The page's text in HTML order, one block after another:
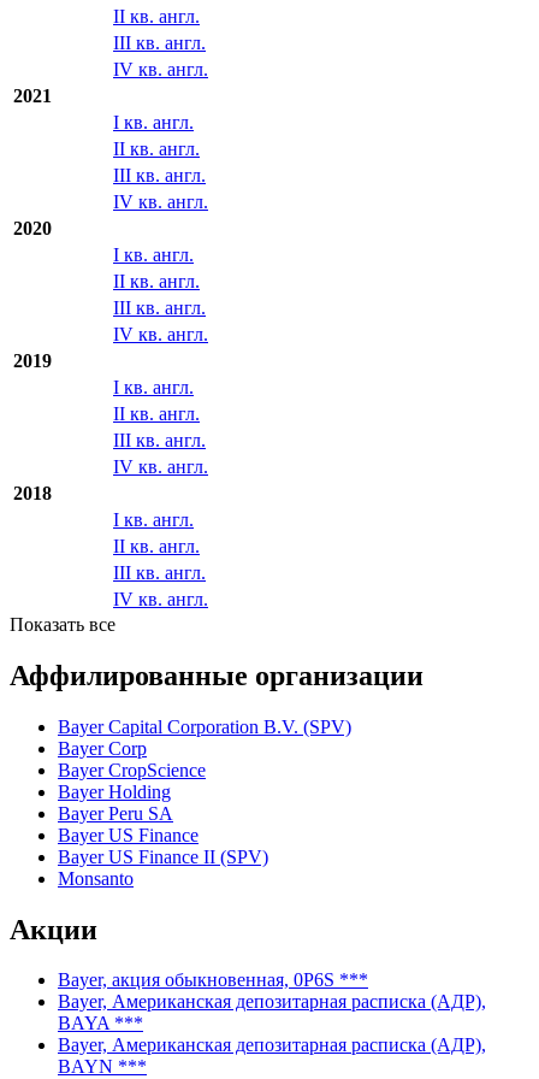
IV кв. англ.
I кв. англ.
III кв. англ.
IV кв. англ.
I кв. англ.
III кв. англ.
IV кв. англ.
I кв. англ.
III кв. англ.
IV кв. англ.
I кв. англ.
III кв. англ.
IV кв. англ.
I кв. англ.
II кв. англ.
IV кв. англ.
Аффилированные организации
Bayer Capital Corporation B.V. (SPV)
Bayer Corp
Bayer CropScience
Bayer Holding
Bayer US Finance II (SPV)
Акции
Bayer, акция обыкновенная, 0P6S ***